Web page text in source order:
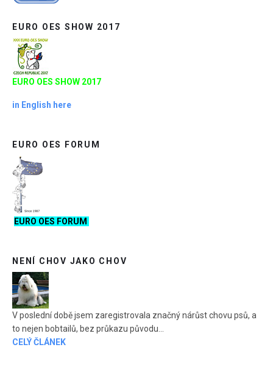
EURO OES SHOW 2017
EURO OES SHOW 2017
in English here
EURO OES FORUM
EURO OES FORUM
NENÍ CHOV JAKO CHOV
V poslední době jsem zaregistrovala značný nárůst chovu psů, a
to nejen bobtailů, bez průkazu původu...
CELÝ ČLÁNEK